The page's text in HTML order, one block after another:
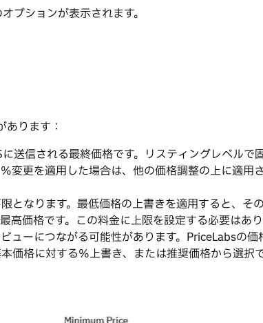
プションが表示されます。
ります：
送信される最終価格です。リスティングレベル
変更を適用した場合は、他の価格調整の上に適
となります。最低価格の上書きを適用すると、
高価格です。この料金に上限を設定する必要は
ューにつながる可能性があります。PriceLabsの
価格に対する%上書き、または推奨価格から選択で